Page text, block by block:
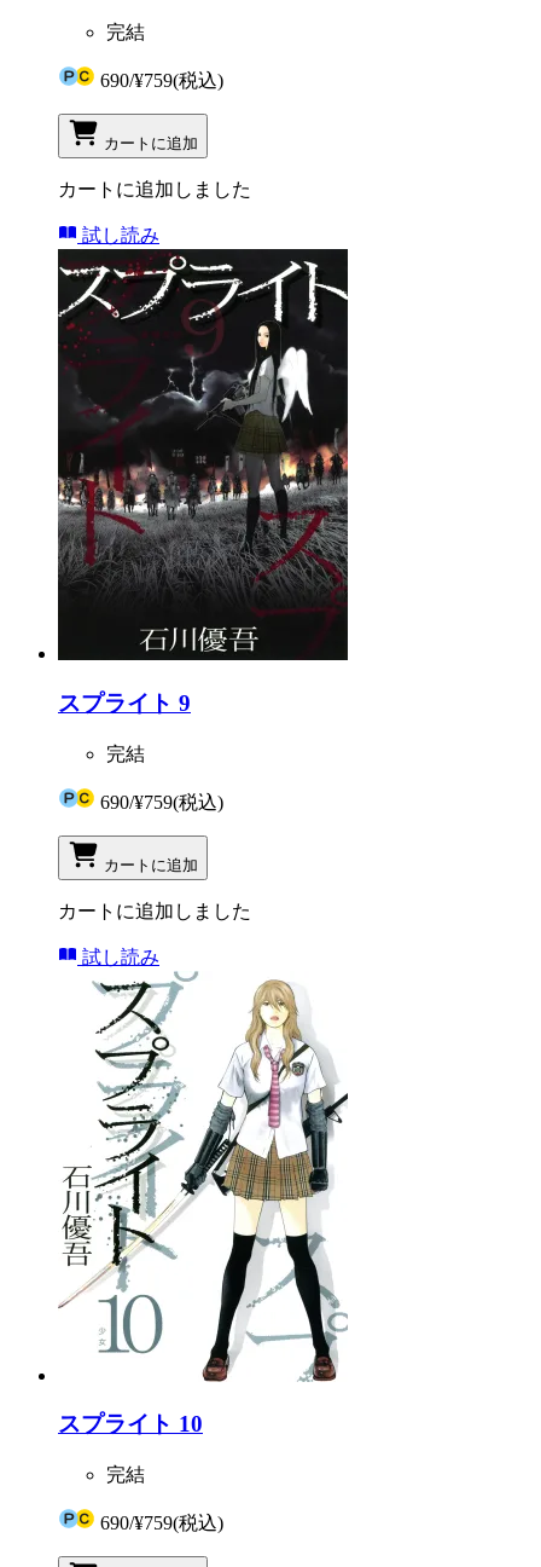
完結
690/¥759(税込)
カートに追加
カートに追加しました
試し読み
スプライト 9
完結
690/¥759(税込)
カートに追加
カートに追加しました
試し読み
スプライト 10
完結
690/¥759(税込)